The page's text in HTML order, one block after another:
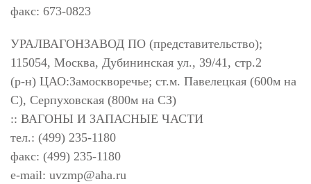
факс: 673-0823
УРАЛВАГОНЗАВОД ПО (представительство);
115054, Москва, Дубининская ул., 39/41, стр.2
(р-н) ЦАО:Замоскворечье; ст.м. Павелецкая (600м на
С), Серпуховская (800м на СЗ)
:: ВАГОНЫ И ЗАПАСНЫЕ ЧАСТИ
тел.: (499) 235-1180
факс: (499) 235-1180
e-mail: uvzmp@aha.ru